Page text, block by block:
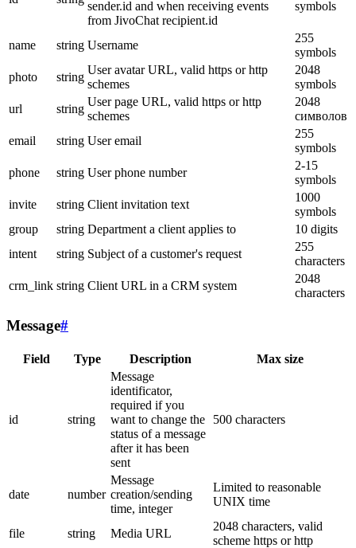
sender.id and when receiving events
from JivoChat recipient.id
symbols
name string Username
255
symbols
photo
string
User avatar URL, valid https or http
schemes
2048
symbols
url
string
User page URL, valid https or http
schemes
2048
символов
email
string User email
255
symbols
phone
string User phone number
2-15
symbols
invite
string Client invitation text
1000
symbols
group
string Department a client applies to
10 digits
intent
string Subject of a customer's request
255
characters
crm_link string Client URL in a CRM system
2048
characters
Message#
Field Type Description Max size
id string
Message
identificator,
required if you
want to change the
status of a message
after it has been
sent
500 characters
date number
Message
creation/sending
time, integer
Limited to reasonable
UNIX time
file string Media URL
2048 characters, valid
scheme https or http